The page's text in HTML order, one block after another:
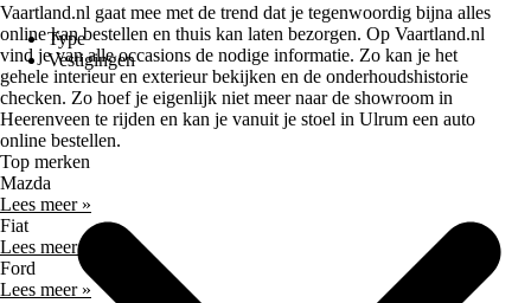
Type
Vestigingen
Vaartland.nl gaat mee met de trend dat je tegenwoordig bijna alles
online kan bestellen en thuis kan laten bezorgen. Op Vaartland.nl
vind je van alle occasions de nodige informatie. Zo kan je het
gehele interieur en exterieur bekijken en de onderhoudshistorie
checken. Zo hoef je eigenlijk niet meer naar de showroom in
Heerenveen te rijden en kan je vanuit je stoel in Ulrum een auto
online bestellen.
Top merken
Mazda
Lees meer »
Fiat
Lees meer »
Ford
Lees meer »